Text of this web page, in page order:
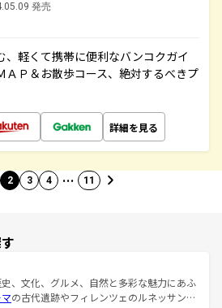
発売
、軽くて携帯に便利なバンコクガイ
ＡＰ＆お散歩コース、絶対するべきプ
詳細を見る
2 3 4 … 11
、文化、グルメ、自然と多彩な魅力にあふ
の古代遺跡やフィレンツェのルネッサンス